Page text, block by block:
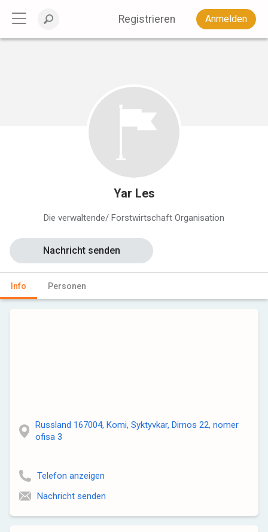
Registrieren Anmelden
Yar Les
Die verwaltende/ Forstwirtschaft Organisation
Info Personen
Nachricht senden
Russland 167004, Komi, Syktyvkar, Dirnos 22, nomer
ofisa 3
Telefon anzeigen
Nachricht senden